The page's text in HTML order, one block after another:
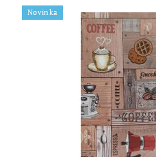
Novinka